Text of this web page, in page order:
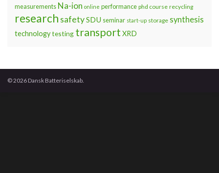
measurements Na-ion online performance phd course recycling
research safetySDU seminar start-up storage synthesis
technologytesting transport XRD
© 2026 Dansk Batteriselskab.